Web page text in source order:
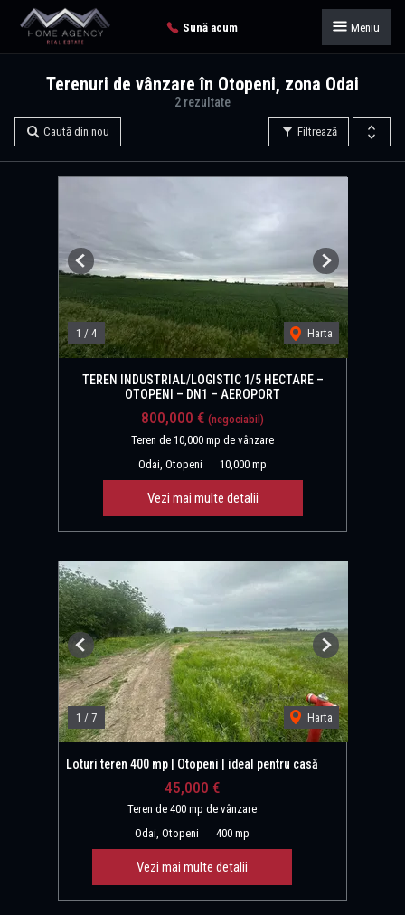
Sună acum Meniu
2 rezultate
Terenuri de vânzare în Otopeni, zona Odai
Filtrează
Caută din nou
1 / 4 Harta
Previous Next
TEREN INDUSTRIAL/LOGISTIC 1/5 HECTARE –
OTOPENI – DN1 – AEROPORT
800,000 € (negociabil)
Teren de 10,000 mp de vânzare
Odai, Otopeni
10,000 mp
Vezi mai multe detalii
1 / 7 Harta
Previous Next
Loturi teren 400 mp | Otopeni | ideal pentru casă
45,000 €
Teren de 400 mp de vânzare
Odai, Otopeni
400 mp
Vezi mai multe detalii